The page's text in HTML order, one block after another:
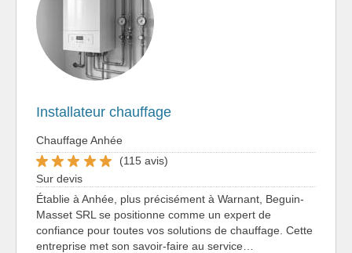
Installateur chauffage
Chauffage Anhée
(115 avis)
Sur devis
Établie à Anhée, plus précisément à Warnant, Beguin-
Masset SRL se positionne comme un expert de
confiance pour toutes vos solutions de chauffage. Cette
entreprise met son savoir-faire au service…